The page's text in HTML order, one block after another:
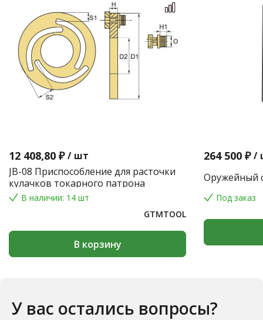
12 408,80 ₽ / шт
JB-08 Приспособление для расточки
кулачков токарного патрона
В наличии: 14 шт
GTMTOOL
В корзину
264 500 ₽ /
Оружейный
Под заказ
У вас остались вопросы?